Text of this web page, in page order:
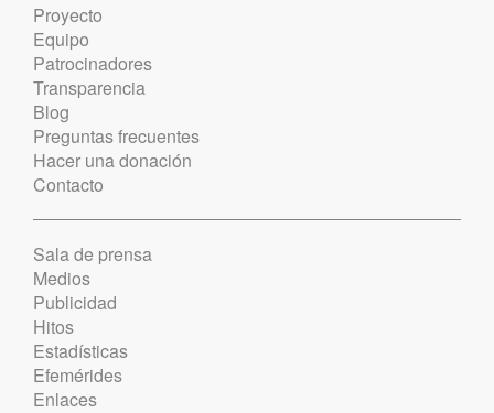
Proyecto
Equipo
Patrocinadores
Transparencia
Blog
Preguntas frecuentes
Hacer una donación
Contacto
Sala de prensa
Medios
Publicidad
Hitos
Estadísticas
Efemérides
Enlaces